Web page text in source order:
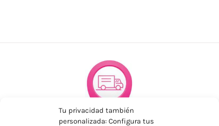
Tu privacidad también
personalizada: Configura tus